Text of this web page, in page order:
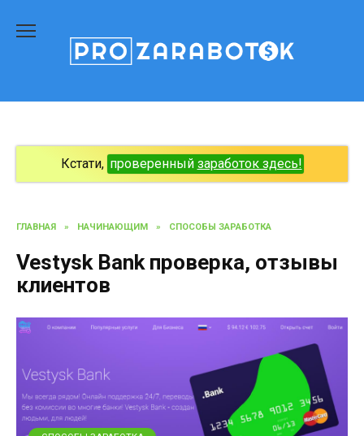
содержанию
Кстати, проверенный заработок здесь!
ГЛАВНАЯ » НАЧИНАЮЩИМ » СПОСОБЫ ЗАРАБОТКА
Vestysk Bank проверка, отзывы
клиентов